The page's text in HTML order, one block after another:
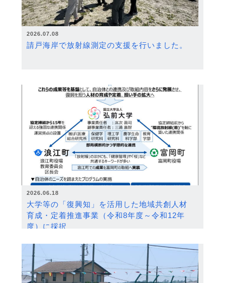
2026.07.08
請戸海岸で放射線測定の支援を行いました。
2026.06.18
大学等の「復興知」を活用した地域共創人材
育成・定着推進事業（令和8年度～令和12年
度）に採択